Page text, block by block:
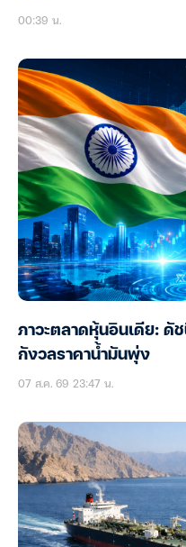
00:39 น.
ภาวะตลาดหุ้นอินเดีย: ดั
กังวลราคาน้ำมันพุ่ง
07 ส.ค. 69 23:47 น.